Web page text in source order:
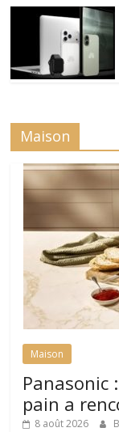
Maison
Maison
Panasonic
pain a
8 août 2026